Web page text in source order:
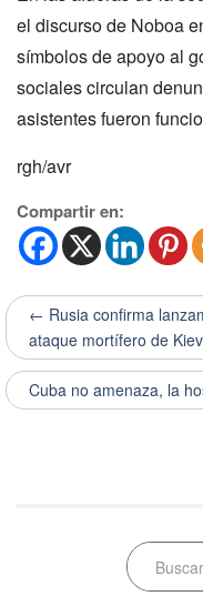
el discurso de Noboa
símbolos de apoyo al
sociales circulan
asistentes fueron
rgh/avr
Compartir en:
← Rusia confirma
ataque mortífero de
Cuba no amenaza, la